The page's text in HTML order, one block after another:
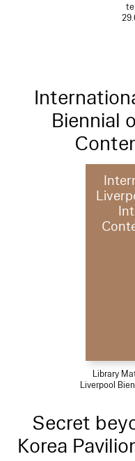
Biennial
Library
Liverpool
Secret
Korea